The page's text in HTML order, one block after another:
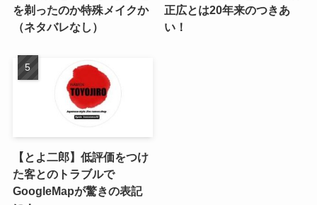
を剃ったのか特殊メイクか
（ネタバレなし）
正広とは20年来のつきあ
い！
【とよ二郎】低評価をつけ
た客とのトラブルで
GoogleMapが驚きの表記